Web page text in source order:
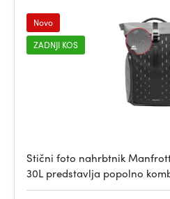
Novo
ZADNJI KOS
Stični foto nahrbtnik
30L predstavlja popolno